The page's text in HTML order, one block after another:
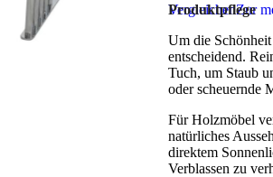
VergleichenZur
Produktpflege
Um die
entscheidend.
Tuch, um Staub
oder scheuernde
Für Holzmöbel
natürliches
direktem
Verblassen zu